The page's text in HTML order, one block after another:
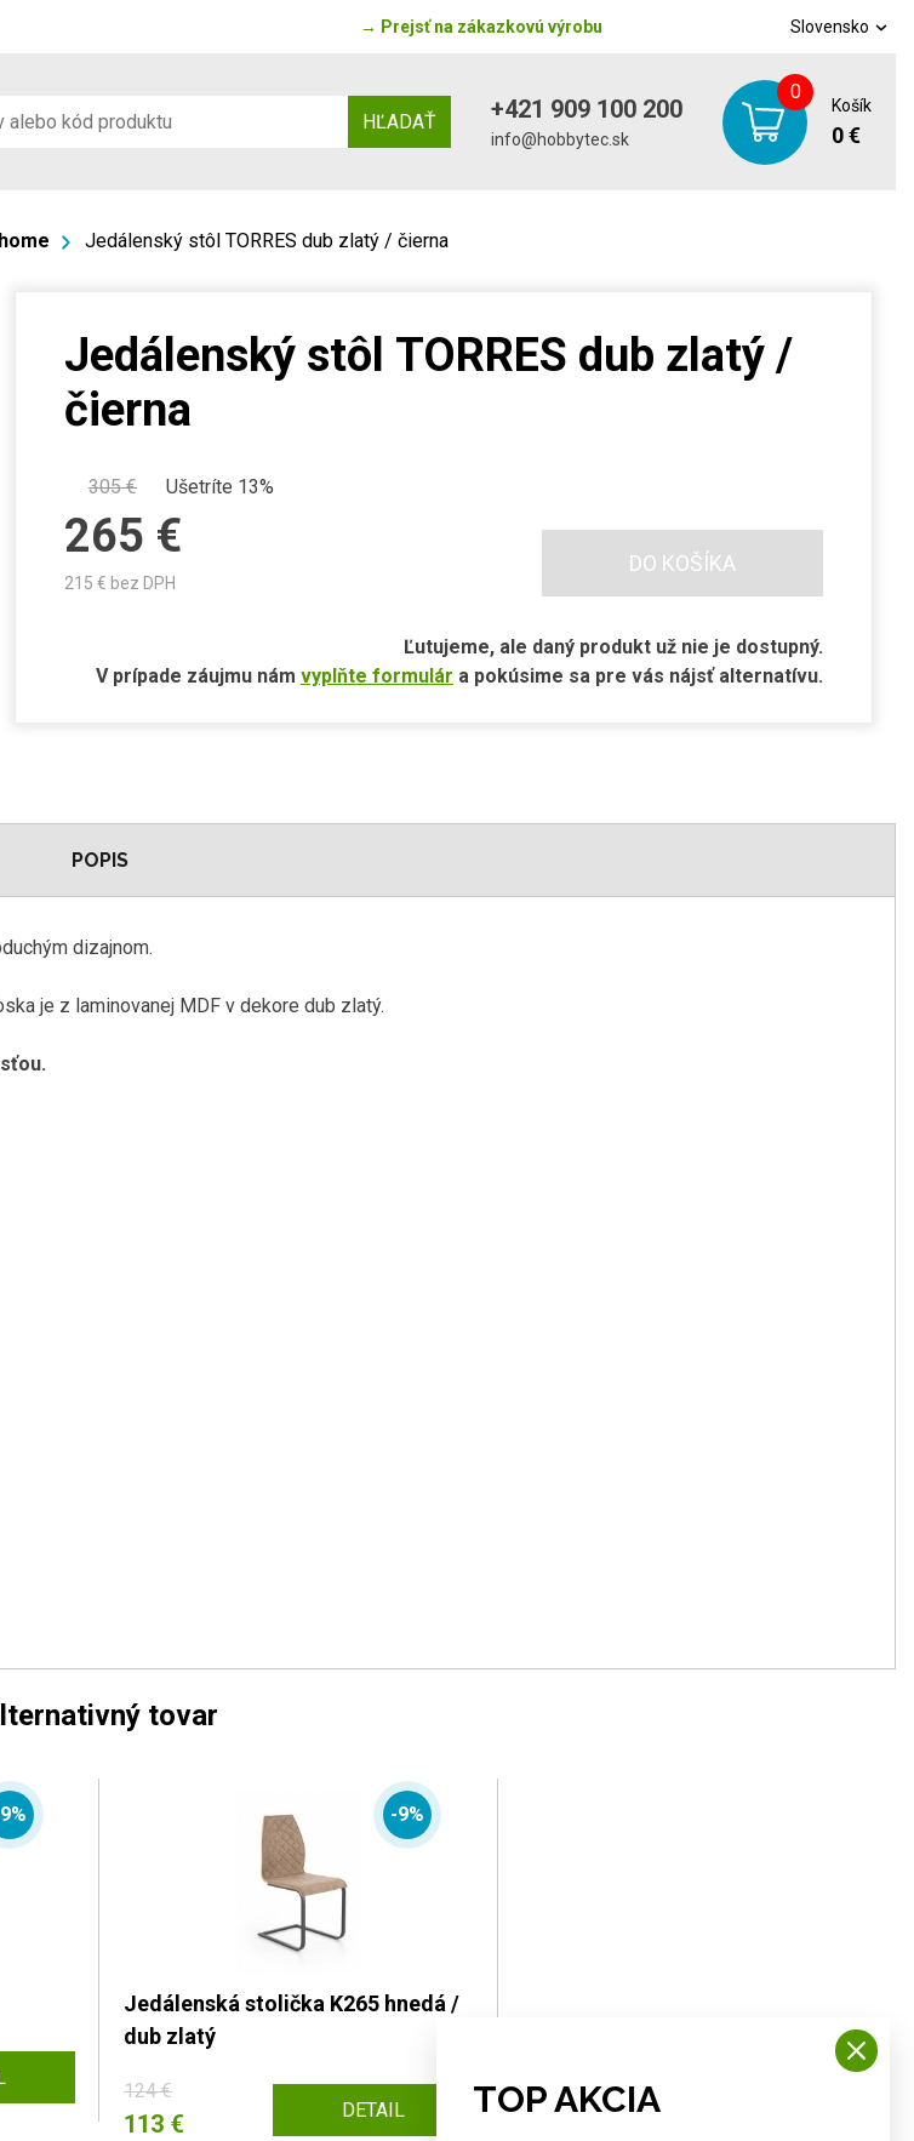
→ Prejsť na zákazkovú výrobu Slovensko
HĽADAŤ +421 909 100 200
info@hobbytec.sk
0
Košík
0 €
Jedálenský stôl TORRES dub zlatý / čierna
Jedálenský stôl TORRES dub zlatý /
čierna
305€ Ušetríte 13%
265 €
215 € bez DPH
DO KOŠÍKA
Ľutujeme, ale daný produkt už nie je dostupný.
V prípade záujmu nám vyplňte formulár a pokúsime sa pre vás nájsť alternatívu.
POPIS
dizajnom.
je z laminovanej MDF v dekore dub zlatý.
tovar
-9%
Jedálenská stolička K265 hnedá /
dub zlatý
124 €
113 € DETAIL TOP AKCIA